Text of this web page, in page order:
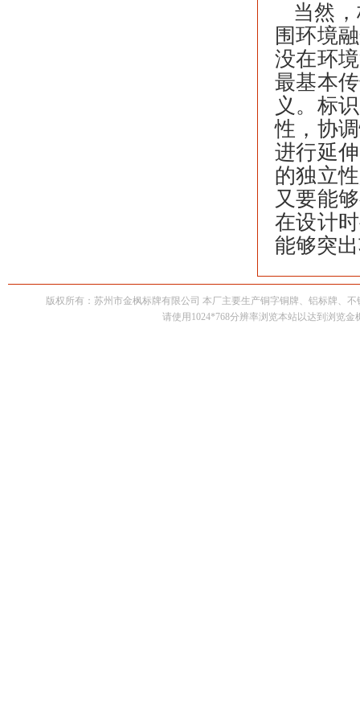
当然，
围环境
没在环
最基本
义。标
性，协
进行延
的独立
又要能
在设计
能够突
版权所有：苏州市金枫标牌有限公司 本厂主要生产铜字铜牌、铝标牌、
请使用1024*768分辨率浏览本站以达到浏览